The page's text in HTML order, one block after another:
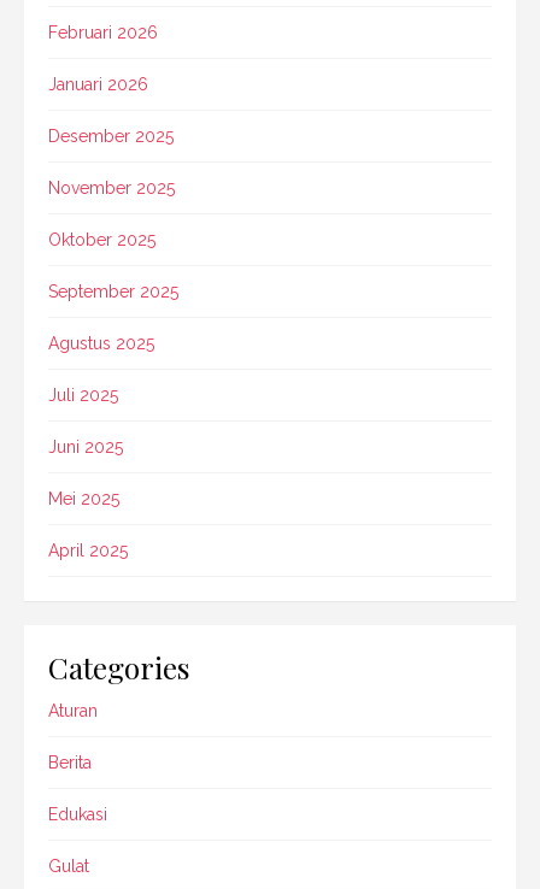
Februari 2026
Januari 2026
Desember 2025
November 2025
Oktober 2025
September 2025
Agustus 2025
Juli 2025
Juni 2025
Mei 2025
April 2025
Categories
Aturan
Berita
Edukasi
Gulat